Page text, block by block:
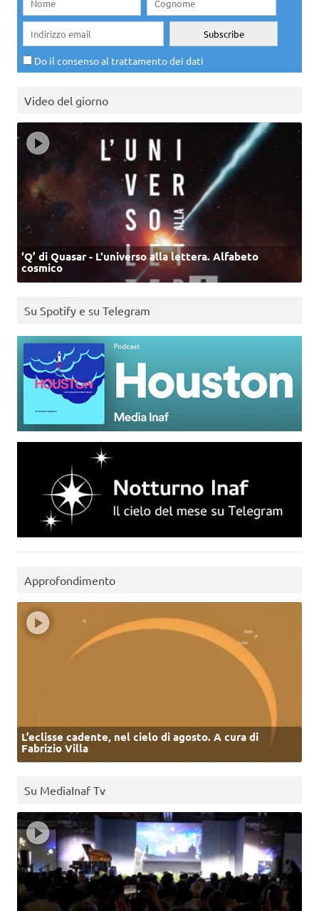
Do il consenso al trattamento dei dati
Video del giorno
‘Q’ di Quasar - L'universo alla lettera. Alfabeto
cosmico
Su Spotify e su Telegram
Approfondimento
L’eclisse cadente, nel cielo di agosto. A cura di
Fabrizio Villa
Su MediaInaf Tv